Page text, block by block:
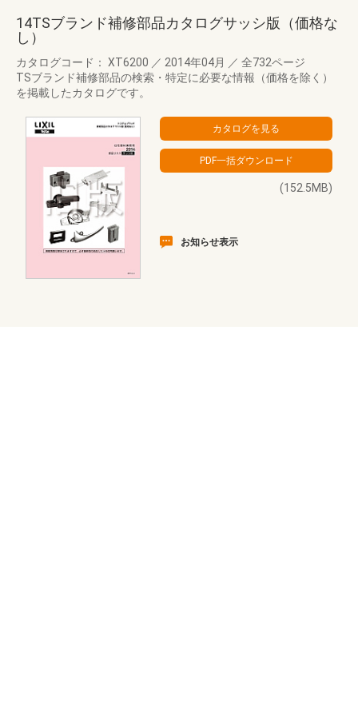
14TSブランド補修部品カタログサッシ版（価格な
し）
カタログコード： XT6200 ／ 2014年04月 ／ 全732ページ
TSブランド補修部品の検索・特定に必要な情報（価格を除く）
を掲載したカタログです。
(152.5MB)
お知らせ表示